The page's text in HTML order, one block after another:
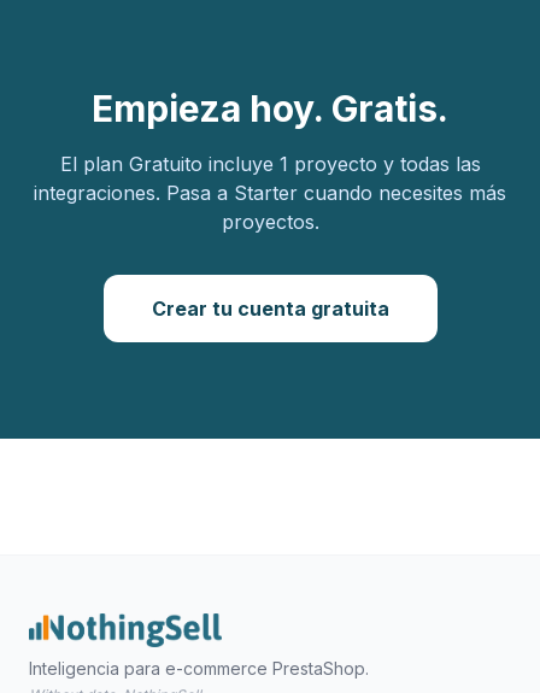
Empieza hoy. Gratis.
El plan Gratuito incluye 1 proyecto y todas las
integraciones. Pasa a Starter cuando necesites más
proyectos.
Crear tu cuenta gratuita
Inteligencia para e-commerce PrestaShop.